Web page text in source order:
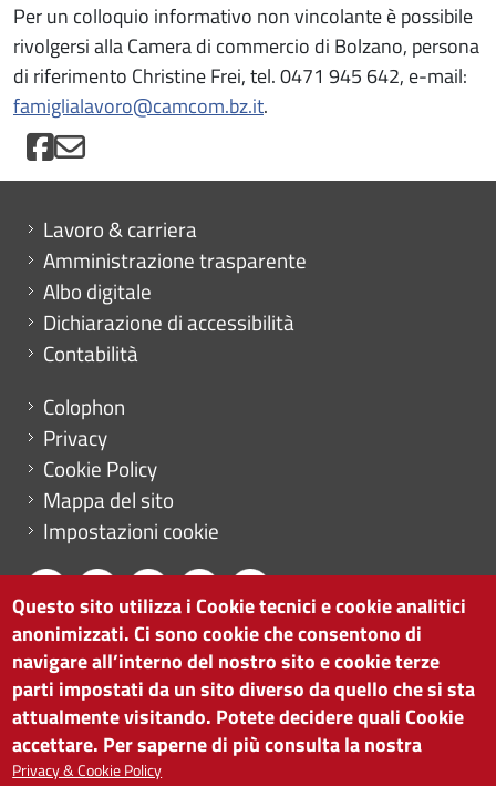
Per un colloquio informativo non vincolante è possibile
rivolgersi alla Camera di commercio di Bolzano, persona
di riferimento Christine Frei, tel. 0471 945 642, e-mail:
famiglialavoro@camcom.bz.it.
Mini menu di servizio
Lavoro & carriera
Amministrazione trasparente
Albo digitale
Dichiarazione di accessibilità
Contabilità
Menu footer
Colophon
Privacy
Cookie Policy
Mappa del sito
Impostazioni cookie
CAMERA DI COMMERCIO DI BOLZANO
via Alto Adige 60 | I-39100 Bolzano
tel. 0471 945 511 |info@camcom.bz.it
Partita IVA: 00376420212
ISTITUTO PER LA PROMOZIONE DELLO
Questo sito utilizza i Cookie tecnici e cookie analitici
anonimizzati. Ci sono cookie che consentono di
navigare all’interno del nostro sito e cookie terze
parti impostati da un sito diverso da quello che si sta
attualmente visitando. Potete decidere quali Cookie
accettare. Per saperne di più consulta la nostra
Privacy & Cookie Policy